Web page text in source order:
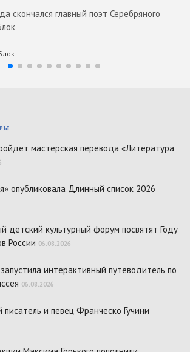
скончался главный поэт Серебряного
мастерская перевода «Литература
опубликовала Длинный список 2026
детский культурный форум посвятят Году
России 06.08.2026
интерактивный путеводитель по
06.08.2026
писатель и певец Франческо Гучини